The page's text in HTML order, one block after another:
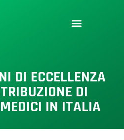
DI ECCELLENZA
DI
IN ITALIA